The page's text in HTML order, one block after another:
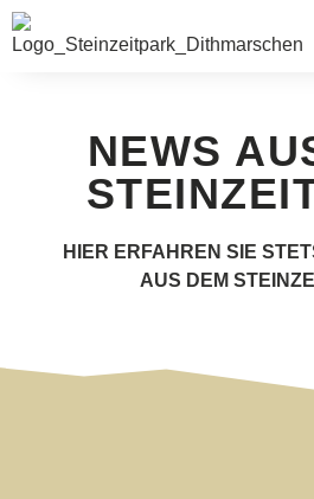
NEWS
HIER ERFAHREN SIE
AUS DEM